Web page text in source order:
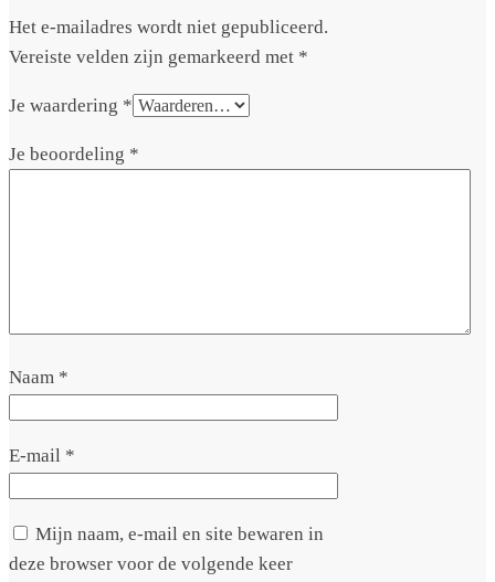
Het e-mailadres wordt niet gepubliceerd.
Vereiste velden zijn gemarkeerd met *
Je waardering *
Je beoordeling *
Naam *
E-mail *
Mijn naam, e-mail en site bewaren in
deze browser voor de volgende keer